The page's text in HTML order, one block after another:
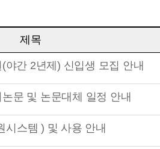
제목
야간 2년제) 신입생 모집 안내
문 및 논문대체 일정 안내
시스템 ) 및 사용 안내